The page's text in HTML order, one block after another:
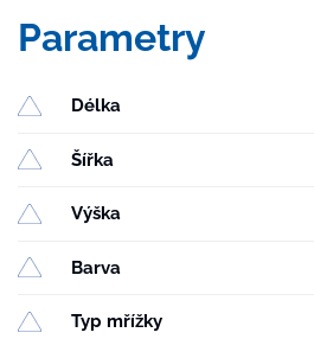
mřížka
černá
množství
Parametry
Délka
Šířka
Výška
Barva
Typ mřížky